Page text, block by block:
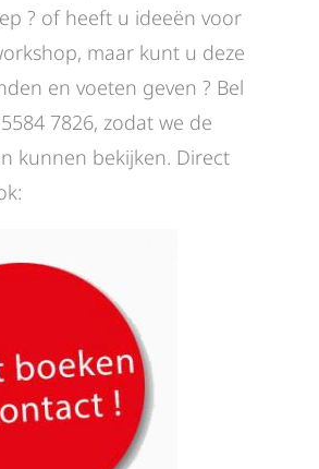
? of heeft u ideeën voor
maar kunt u deze
en voeten geven ? Bel
7826, zodat we de
kunnen bekijken. Direct